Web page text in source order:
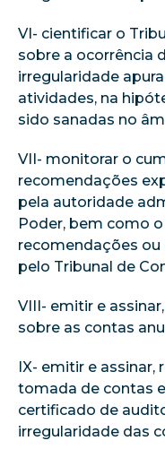
VI- cientificar o
sobre a ocorrência
irregularidade
atividades, na
sido sanadas no
VII- monitorar o
recomendações
pela autoridade
Poder, bem como
recomendações
pelo Tribunal de
VIII- emitir e
sobre as contas
IX- emitir e assinar,
tomada de contas
certificado de
irregularidade das